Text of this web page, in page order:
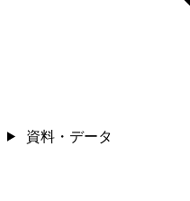
資料・データ